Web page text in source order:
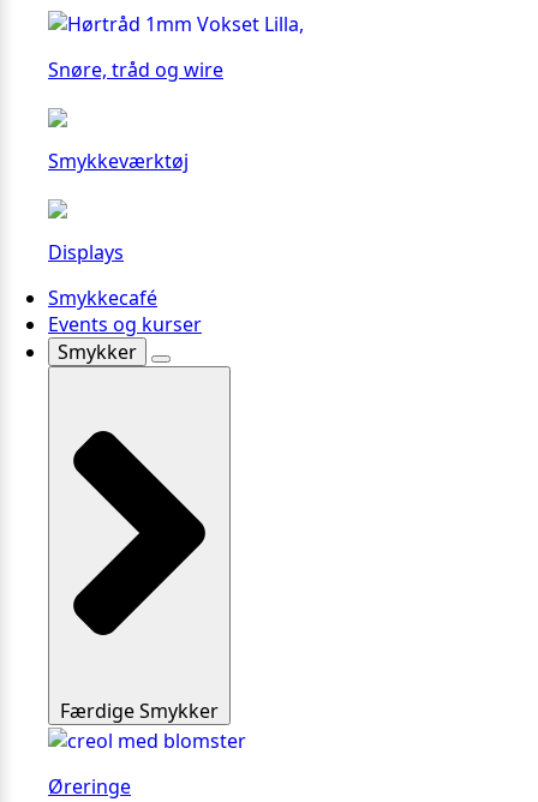
Snøre, tråd og wire
Smykkeværktøj
Displays
Smykkecafé
Events og kurser
Smykker
Færdige Smykker
Øreringe